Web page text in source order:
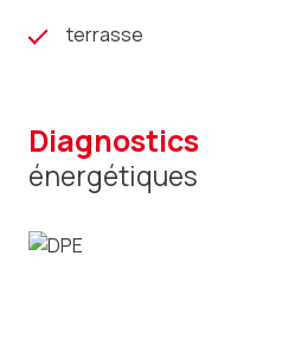
terrasse
diagnostics
énergétiques